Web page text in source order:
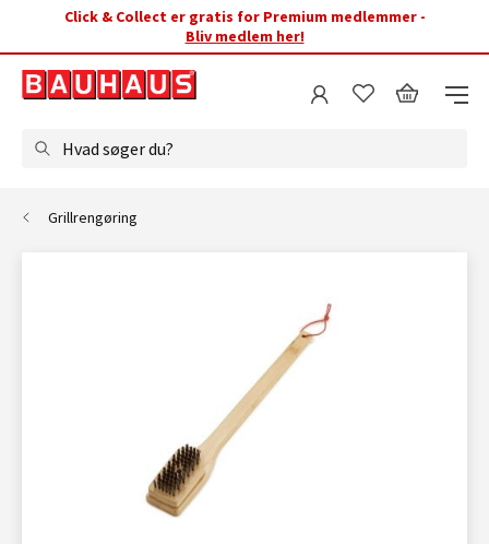
Click & Collect er gratis for Premium medlemmer -
Bliv medlem her!
Hvad søger du?
Grillrengøring